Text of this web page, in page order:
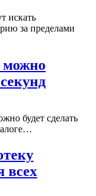
искать
за пределами
можно
будет сделать
всех